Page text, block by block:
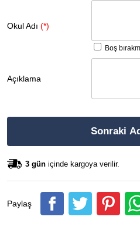
Okul Adı (*)
Boş
Açıklama
Sonraki
3 gün içinde kargoya verilir.
Paylaş